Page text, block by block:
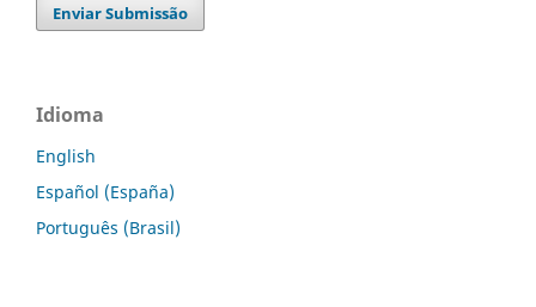
Enviar Submissão
Idioma
English
Español (España)
Português (Brasil)